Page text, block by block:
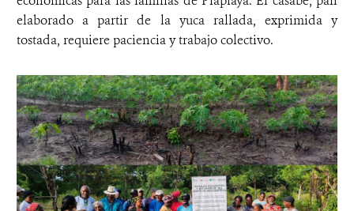
elaborado a partir de la yuca rallada, exprimida y
tostada, requiere paciencia y trabajo colectivo.